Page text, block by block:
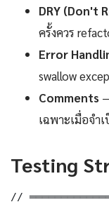
DRY (Don't
ครั้งควร
Error
swallow
Comments
เฉพาะเมื่อจำ
Testing
//